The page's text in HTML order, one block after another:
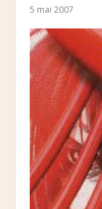
5 mai 2007